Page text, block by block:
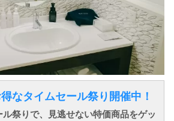
なタイムセール祭り開催中！
祭りで、見逃せない特価商品をゲッ